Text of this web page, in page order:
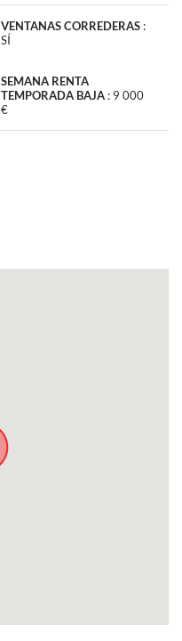
VENTANAS CORREDERAS :
SÍ
SEMANA RENTA
TEMPORADA BAJA : 9 000
€